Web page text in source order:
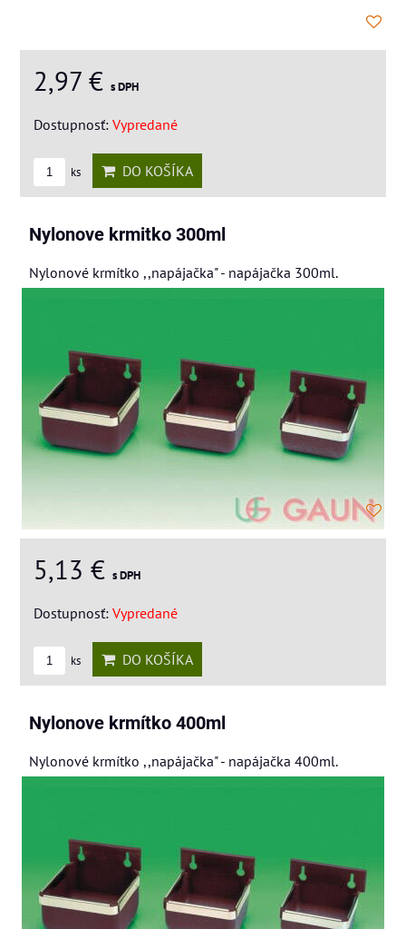
2,97 € s DPH
Dostupnosť: Vypredané
ks DO KOŠÍKA
Nylonove krmitko 300ml
Nylonové krmítko ,,napájačka" - napájačka 300ml.
5,13 € s DPH
Dostupnosť: Vypredané
ks DO KOŠÍKA
Nylonove krmítko 400ml
Nylonové krmítko ,,napájačka" - napájačka 400ml.